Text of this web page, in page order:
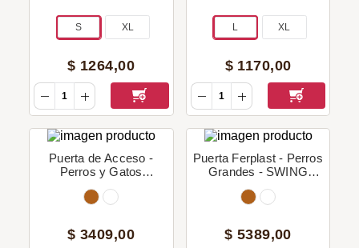
S XL
$ 1264,00
L XL
$ 1170,00
Puerta de Acceso -
Perros y Gatos
SWING 9
$ 3409,00
Puerta Ferplast - Perros
Grandes - SWING
$ 5389,00